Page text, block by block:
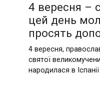
4 вересня –
цей день
просять
4 вересня,
святої
народилася в Іспанії